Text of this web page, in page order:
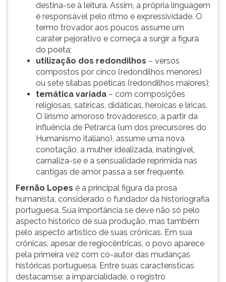
destina-se à leitura. Assim, a própria linguagem
é responsável pelo ritmo e expressividade. O
termo trovador aos poucos assume um
caráter pejorativo e começa a surgir a figura
do poeta;
utilização dos redondilhos – versos
compostos por cinco (redondilhos menores)
ou sete sílabas poéticas (redondilhos maiores);
temática variada – com composições
religiosas, satíricas, didáticas, heroicas e líricas.
O lirismo amoroso trovadoresco, a partir da
influência de Petrarca (um dos precursores do
Humanismo italiano), assume uma nova
conotação, a mulher idealizada, inatingível,
carnaliza-se e a sensualidade reprimida nas
cantigas de amor passa a ser frequente.
Fernão Lopes é a principal figura da prosa
humanista, considerado o fundador da historiografia
portuguesa. Sua importância se deve não só pelo
aspecto histórico de sua produção, mas também
pelo aspecto artístico de suas crônicas. Em sua
crônicas, apesar de regiocêntricas, o povo aparece
pela primeira vez com co-autor das mudanças
históricas portuguesa. Entre suas características
destacamse: a imparcialidade, o registro